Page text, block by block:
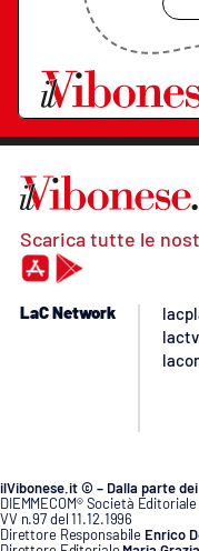
Scarica tutte le
LaC Network
ilVibonese.it © – Dalla parte
DIEMMECOM® Società
VV n.97 del 11.12.1996
Direttore Responsabile Enrico